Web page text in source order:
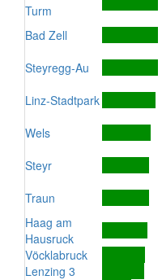
Turm
Bad Zell
Steyregg-Au
Linz-Stadtpark
Wels
Steyr
Traun
Haag am
Hausruck
Vöcklabruck
Lenzing 3